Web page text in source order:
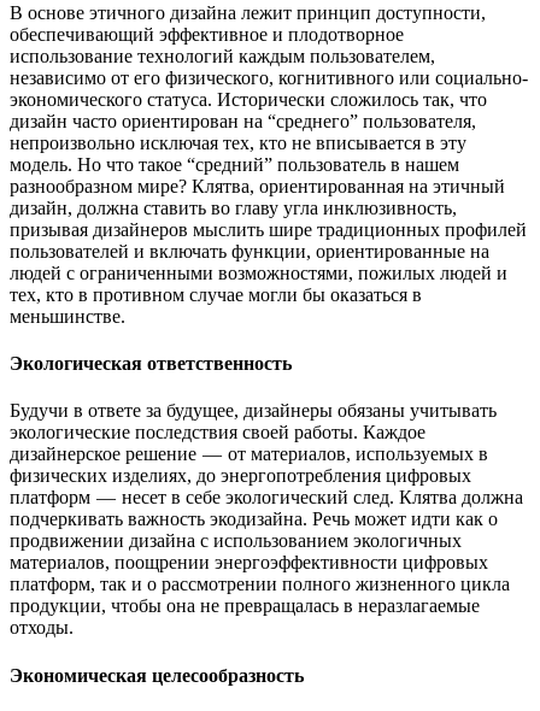
В основе этичного дизайна лежит принцип доступности,
обеспечивающий эффективное и плодотворное
использование технологий каждым пользователем,
независимо от его физического, когнитивного или социально-
экономического статуса. Исторически сложилось так, что
дизайн часто ориентирован на “среднего” пользователя,
непроизвольно исключая тех, кто не вписывается в эту
модель. Но что такое “средний” пользователь в нашем
разнообразном мире? Клятва, ориентированная на этичный
дизайн, должна ставить во главу угла инклюзивность,
призывая дизайнеров мыслить шире традиционных профилей
пользователей и включать функции, ориентированные на
людей с ограниченными возможностями, пожилых людей и
тех, кто в противном случае могли бы оказаться в
меньшинстве.
Экологическая ответственность
Будучи в ответе за будущее, дизайнеры обязаны учитывать
экологические последствия своей работы. Каждое
дизайнерское решение — от материалов, используемых в
физических изделиях, до энергопотребления цифровых
платформ — несет в себе экологический след. Клятва должна
подчеркивать важность экодизайна. Речь может идти как о
продвижении дизайна с использованием экологичных
материалов, поощрении энергоэффективности цифровых
платформ, так и о рассмотрении полного жизненного цикла
продукции, чтобы она не превращалась в неразлагаемые
отходы.
Экономическая целесообразность